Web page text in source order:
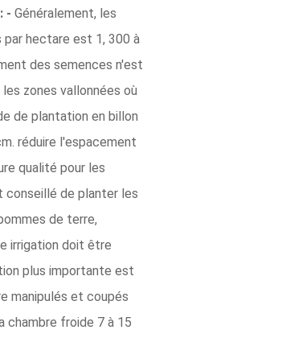
- Généralement, les
hectare est 1, 300 à
des semences n'est
zones vallonnées où
de plantation en billon
réduire l'espacement
qualité pour les
conseillé de planter les
de terre,
irrigation doit être
plus importante est
manipulés et coupés
chambre froide 7 à 15